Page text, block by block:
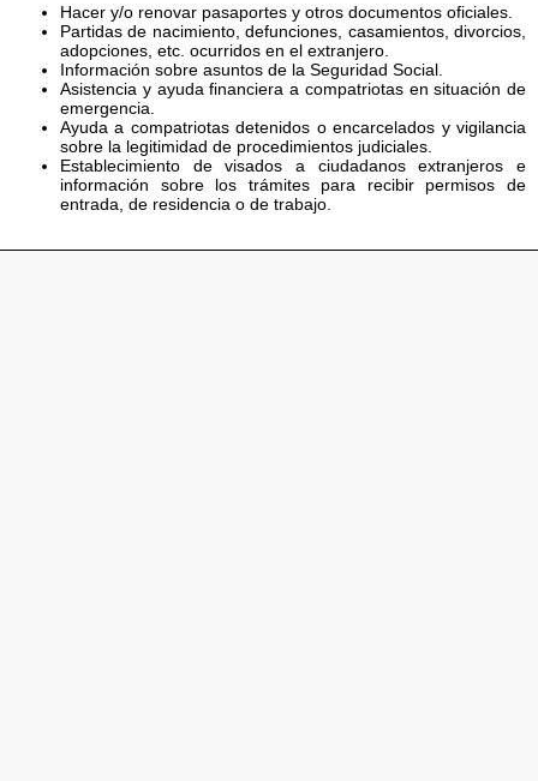
Hacer y/o renovar pasaportes y otros documentos oficiales.
Partidas de nacimiento, defunciones, casamientos, divorcios,
adopciones, etc. ocurridos en el extranjero.
Información sobre asuntos de la Seguridad Social.
Asistencia y ayuda financiera a compatriotas en situación de
emergencia.
Ayuda a compatriotas detenidos o encarcelados y vigilancia
sobre la legitimidad de procedimientos judiciales.
Establecimiento de visados a ciudadanos extranjeros e
información sobre los trámites para recibir permisos de
entrada, de residencia o de trabajo.